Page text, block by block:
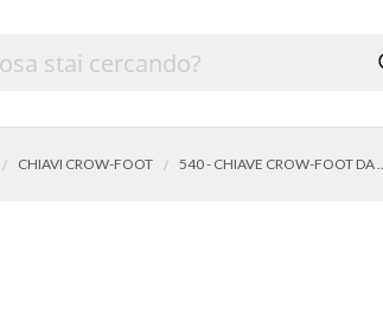
CHIAVI CROW-FOOT